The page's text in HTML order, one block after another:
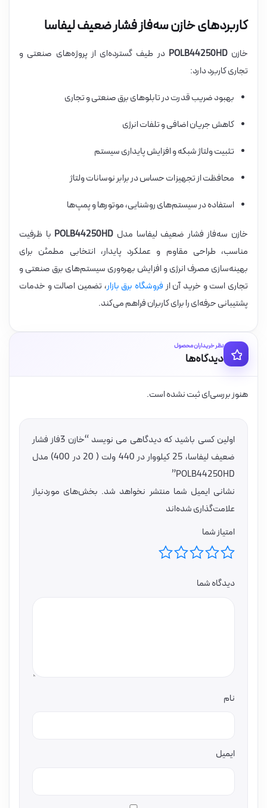
کاربردهای خازن سه‌فاز فشار ضعیف لیفاسا
خازنPOLB44250HD در طیف گسترده‌ای از پروژه‌های صنعتی و
تجاری کاربرد دارد:
بهبود ضریب قدرت در تابلوهای برق صنعتی و تجاری
کاهش جریان اضافی و تلفات انرژی
تثبیت ولتاژ شبکه و افزایش پایداری سیستم
محافظت از تجهیزات حساس در برابر نوسانات ولتاژ
استفاده در سیستم‌های روشنایی، موتورها و پمپ‌ها
خازن سه‌فاز فشار ضعیف لیفاسا مدل POLB44250HD با ظرفیت
مناسب، طراحی مقاوم و عملکرد پایدار، انتخابی مطمئن برای
بهینه‌سازی مصرف انرژی و افزایش بهره‌وری سیستم‌های برق صنعتی و
تجاری است و خرید آن از فروشگاه برق بازار، تضمین اصالت و خدمات
پشتیبانی حرفه‌ای را برای کاربران فراهم می‌کند.
نظر خریداران محصول
دیدگاه‌ها
هنوز بررسی‌ای ثبت نشده است.
اولین کسی باشید که دیدگاهی می نویسد “خازن 3فاز فشار
ضعیف لیفاسا، 25 کیلووار در 440 ولت ( 20 در 400) مدل
POLB44250HD”
نشانی ایمیل شما منتشر نخواهد شد. بخش‌های موردنیاز
علامت‌گذاری شده‌اند
امتیاز شما
دیدگاه شما
نام
ایمیل